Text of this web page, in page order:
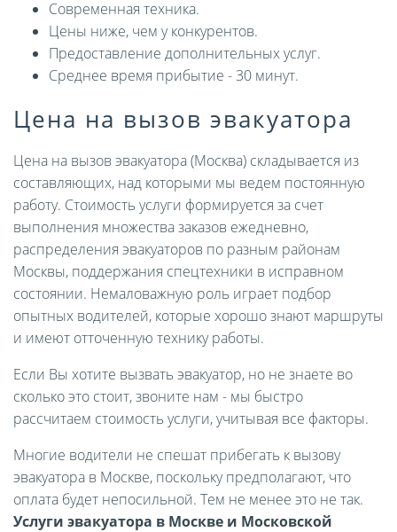
Современная техника.
Цены ниже, чем у конкурентов.
Предоставление дополнительных услуг.
Среднее время прибытие - 30 минут.
Цена на вызов эвакуатора
Цена на вызов эвакуатора (Москва) складывается из
составляющих, над которыми мы ведем постоянную
работу. Стоимость услуги формируется за счет
выполнения множества заказов ежедневно,
распределения эвакуаторов по разным районам
Москвы, поддержания спецтехники в исправном
состоянии. Немаловажную роль играет подбор
опытных водителей, которые хорошо знают маршруты
и имеют отточенную технику работы.
Если Вы хотите вызвать эвакуатор, но не знаете во
сколько это стоит, звоните нам - мы быстро
рассчитаем стоимость услуги, учитывая все факторы.
Многие водители не спешат прибегать к вызову
эвакуатора в Москве, поскольку предполагают, что
оплата будет непосильной. Тем не менее это не так.
Услуги эвакуатора в Москве и Московской